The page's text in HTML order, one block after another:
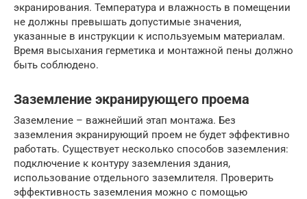
экранирования. Температура и влажность в помещении
не должны превышать допустимые значения,
указанные в инструкции к используемым материалам.
Время высыхания герметика и монтажной пены должно
быть соблюдено.
Заземление экранирующего проема
Заземление – важнейший этап монтажа. Без
заземления экранирующий проем не будет эффективно
работать. Существует несколько способов заземления:
подключение к контуру заземления здания,
использование отдельного заземлителя. Проверить
эффективность заземления можно с помощью